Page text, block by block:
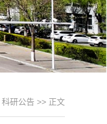
科研公告 >> 正文